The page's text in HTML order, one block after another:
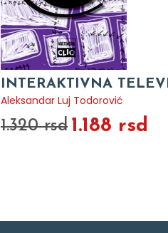
INTERAKTIVNA
Aleksandar Luj Todorović
1.320 rsd 1.188 rsd